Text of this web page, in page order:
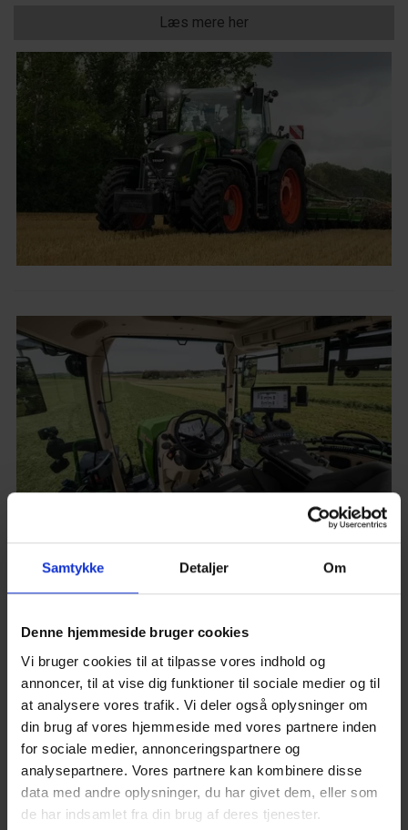
Samtykke Detaljer Om
Denne hjemmeside bruger cookies
Vi bruger cookies til at tilpasse vores indhold og
annoncer, til at vise dig funktioner til sociale medier og til
at analysere vores trafik. Vi deler også oplysninger om
din brug af vores hjemmeside med vores partnere inden
for sociale medier, annonceringspartnere og
analysepartnere. Vores partnere kan kombinere disse
data med andre oplysninger, du har givet dem, eller som
de har indsamlet fra din brug af deres tjenester.
Læs mere her
Uovertruffen komfort i Fendt 600
nye Premium-førersæde med hukommelses- og
massagefunktion, der giver dig den maksimale
sædekomfort. Du får også en stor varme- og køleboks til
drikkevarer og forplejning. Desuden kan luftfiltreringen i
kabinen forberedes til beskyttelseskategori 4 allerede fra
fabrikken. Således er du optimalt beskyttet mod
eksempelvis støv eller dampe fra flydende kemikalier.